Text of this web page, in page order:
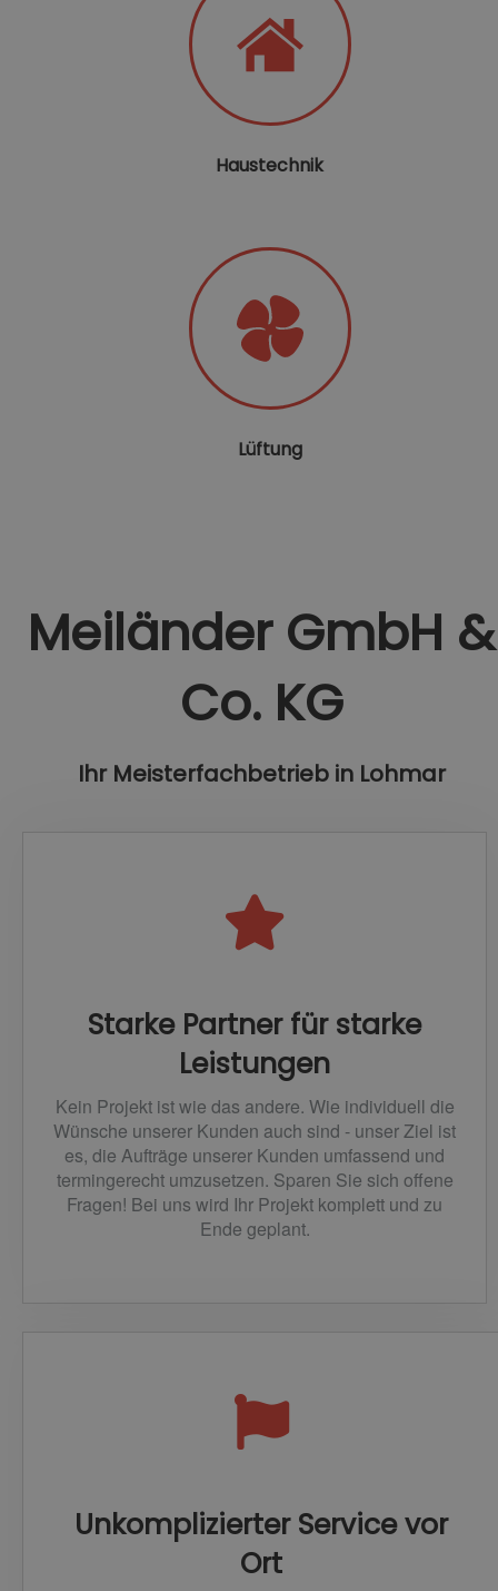
Haustechnik
Lüftung
Meiländer GmbH &
Co. KG
Ihr Meisterfachbetrieb in Lohmar
Starke Partner für starke
Leistungen
Kein Projekt ist wie das andere. Wie individuell die
Wünsche unserer Kunden auch sind - unser Ziel ist
es, die Aufträge unserer Kunden umfassend und
termingerecht umzusetzen. Sparen Sie sich offene
Fragen! Bei uns wird Ihr Projekt komplett und zu
Ende geplant.
Unkomplizierter Service vor
Ort